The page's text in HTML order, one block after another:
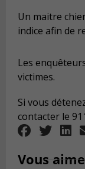
Un maitre
indice afin de
Les
victimes.
Si vous
contacter le
Vous